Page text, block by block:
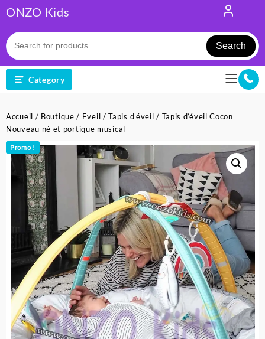
to
content
ONZO Kids
Search
Category
Accueil / Boutique / Eveil /Tapis d'éveil / Tapis d’éveil Cocon
Nouveau né et portique musical
Promo !